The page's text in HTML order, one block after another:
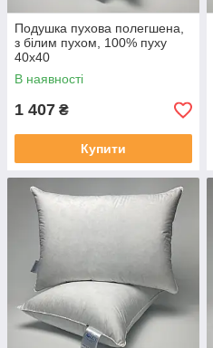
Подушка пухова полегшена,
з білим пухом, 100% пуху
40x40
В наявності
1 407 ₴
Купити